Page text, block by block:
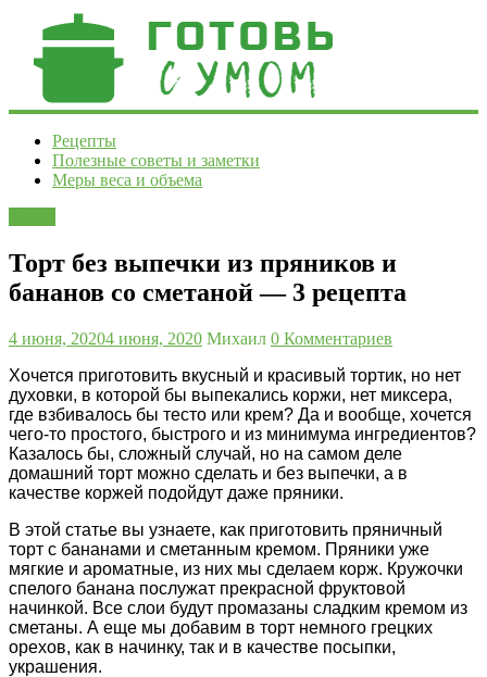
Готовь
умом
Рецепты
и
полезные
советы
Рецепты
Полезные советы и заметки
Меры веса и объема
Торт без выпечки из пряников и
бананов со сметаной — 3 рецепта
4 июня, 20204 июня, 2020 Михаил 0 Комментариев
Хочется приготовить вкусный и красивый тортик, но нет
духовки, в которой бы выпекались коржи, нет миксера,
где взбивалось бы тесто или крем? Да и вообще, хочется
чего-то простого, быстрого и из минимума ингредиентов?
Казалось бы, сложный случай, но на самом деле
домашний торт можно сделать и без выпечки, а в
качестве коржей подойдут даже пряники.
В этой статье вы узнаете, как приготовить пряничный
торт с бананами и сметанным кремом. Пряники уже
мягкие и ароматные, из них мы сделаем корж. Кружочки
спелого банана послужат прекрасной фруктовой
начинкой. Все слои будут промазаны сладким кремом из
сметаны. А еще мы добавим в торт немного грецких
орехов, как в начинку, так и в качестве посыпки,
украшения.